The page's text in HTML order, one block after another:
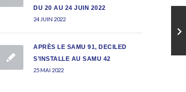
DU 20 AU 24 JUIN 2022
24 JUIN 2022
APRÈS LE SAMU 91, DECILED
S’INSTALLE AU SAMU 42
25 MAI 2022